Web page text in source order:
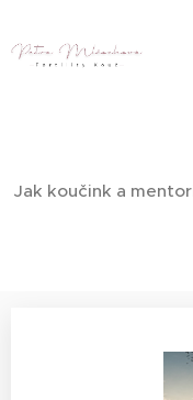
Jak koučink a